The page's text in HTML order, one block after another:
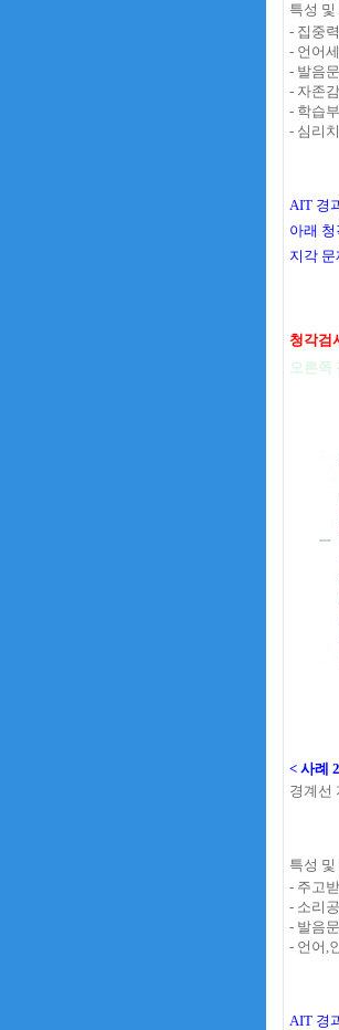
특성
- 집중
- 언어
- 발음
- 자존
- 학습
- 심리
AIT 경
아래
지각
청각검
오른쪽
오
< 사례
경계선
특성
- 주고
- 소리
- 발음
- 언어,
AIT 경